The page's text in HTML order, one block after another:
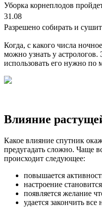
Уборка корнеплодов
31.08
Разрешено собирать и
Когда, с какого числа
можно узнать у
использовать его нужно по
Влияние
Какое влияние спутник
предугадать сложно. Чаще
происходит следующее:
повышается
настроение
появляется желание
удается закончить все